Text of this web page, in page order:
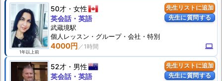
先生リストに追加
先生に質問する
1年以上前
50才 女性
4000円 computer
英会話・英語
武蔵境駅
個人 レッスン ・グループ・会社・特別
先生リストに追加
先生に質問する
52才 男性
英会話・英語